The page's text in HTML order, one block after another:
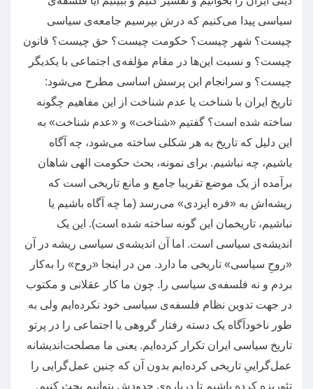
سیاسی پیدا می‌کنیم که درش بپرسیم جامعه‌ی سیاسی
چیست؟ شهر چیست؟ حکومت چیست؟ حق چیست؟ قانون
چیست؟ و نسبت این‌ها در مقام مؤلفه‌ی اجتماعی با یکدیگر
چیست؟ و سرانجام این پرسش اساسی مطرح می‌شود:
تاریخ ایران با شناخت یا عدم شناخت از این مفاهیم چگونه
ساخته شده است؟ گفتیم «شناخت» و «عدم شناخت» به
این دلیل که تاریخ به هر شکلی ساخته می‌شود، چه آگاه
باشیم، چه نباشیم. برای نمونه، بحث حکومت الهی شاهان
برآمده از یک موضع تقریبا جامع و مانع تاریخی است که
ریشه‌اش به «فره ایزدی» می‌رسد (ما چه آگاه باشیم یا
نباشیم،‌ تاریخمان این‌ گونه ساخته شده است). این یک
اندیشه‌ی سیاسی است. اما آن اندیشه‌ی سیاسی ریشه در آن
«روحِ سیاسی» تاریخی ما دارد. من در اینجا «روح» را به‌کار
بردم و نه فلسفه‌ی سیاسی را . چون ما کار عقلانی و مکتوب
در جهت تدوین نظام فلسفه‌ی سیاسی خود نکرده‌ایم ولی به
طور ناخودآگاه یک دسته رفتار گروهی یا اجتماعی را در پرتو
تاریخ سیاسی ایران تکرار کرده‌ایم. یعنی ما مصلحت‌اندیشانه
عمل‌گراییِ تاریخی کرده‌ایم بدون آن که چنین عمل‌گرایی را
تئوریزه کرده باشیم تا درباره‌ی حدودش بتوانیم بحث کنیم.